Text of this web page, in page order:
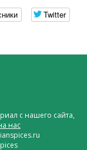
Twitter
с нашего сайта,
нас